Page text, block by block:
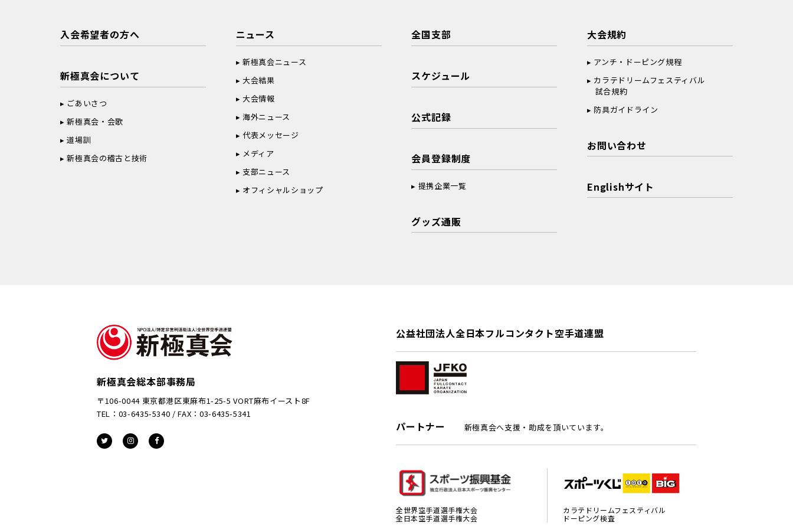
入会希望者の方へ
新極真会について
ごあいさつ
新極真会・会歌
道場訓
新極真会の稽古と技術
ニュース
新極真会ニュース
大会結果
大会情報
海外ニュース
代表メッセージ
メディア
支部ニュース
オフィシャルショップ
全国支部
スケジュール
公式記録
会員登録制度
提携企業一覧
グッズ通販
大会規約
アンチ・ドーピング規程
カラテドリームフェスティバル
試合規約
防具ガイドライン
お問い合わせ
Englishサイト
新極真会総本部事務局
〒106-0044 東京都港区東麻布1-25-5 VORT麻布イースト8F
TEL：03-6435-5340 / FAX：03-6435-5341
公益社団法人全日本フルコンタクト空手道連盟
パートナー 新極真会へ支援・助成を頂いています。
全世界空手道選手権大会
全日本空手道選手権大会
カラテドリームフェスティバル
ドーピング検査